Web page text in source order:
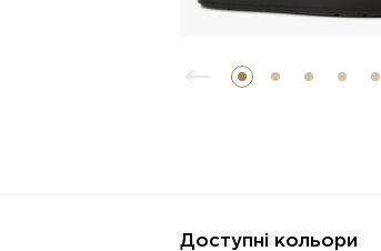
Доступні кольори